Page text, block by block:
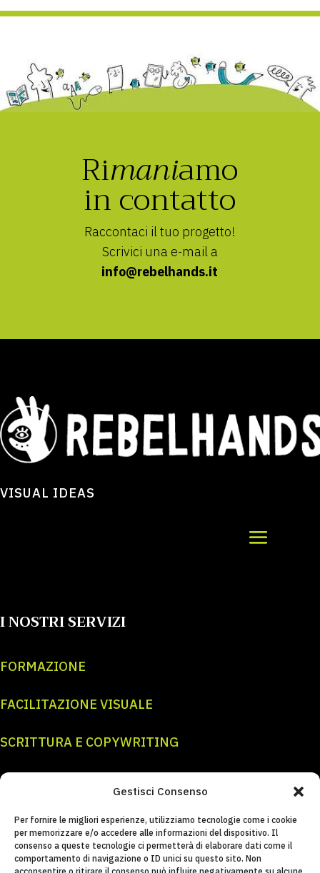
Gestisci Consenso
Per fornire le migliori esperienze, utilizziamo tecnologie come i cookie
per memorizzare e/o accedere alle informazioni del dispositivo. Il
consenso a queste tecnologie ci permetterà di elaborare dati come il
comportamento di navigazione o ID unici su questo sito. Non
Rimaniamo
in contatto
Raccontaci il tuo progetto!
Scrivici una e-mail a
info@rebelhands.it
VISUAL IDEAS
I NOSTRI SERVIZI
FORMAZIONE
FACILITAZIONE VISUALE
SCRITTURA E COPYWRITING
GRAFICA E ILLUSTRAZIONE
CONTATTI E SOCIAL
INFO@REBELHANDS.IT